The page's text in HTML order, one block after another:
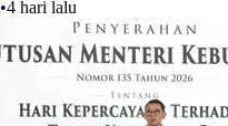
•4 hari lalu